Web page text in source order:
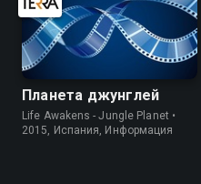
Планета джунглей
Life Awakens - Jungle Planet •
2015, Испания, Информация